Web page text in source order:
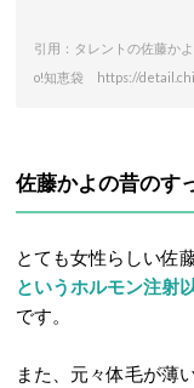
引用：タレントの佐藤か
o!知恵袋 https://
佐藤かよの昔のす
とても女性らしい佐
というホルモン注射
です。
また、元々体毛が薄